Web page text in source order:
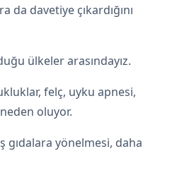
da davetiye çıkardığını
ülkeler arasındayız.
felç, uyku apnesi,
oluyor.
gıdalara yönelmesi, daha